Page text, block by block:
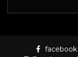
facebook